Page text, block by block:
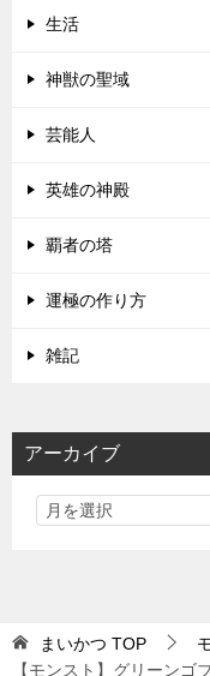
生活
神獣の聖域
芸能人
英雄の神殿
覇者の塔
運極の作り方
雑記
アーカイブ
まいかつ TOP
【モンスト】グリーンゴ